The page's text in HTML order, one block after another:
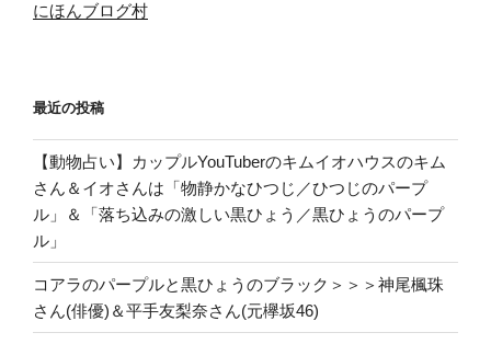
にほんブログ村
最近の投稿
【動物占い】カップルYouTuberのキムイオハウスのキム
さん＆イオさんは「物静かなひつじ／ひつじのパープ
ル」＆「落ち込みの激しい黒ひょう／黒ひょうのパープ
ル」
コアラのパープルと黒ひょうのブラック＞＞＞神尾楓珠
さん(俳優)＆平手友梨奈さん(元欅坂46)